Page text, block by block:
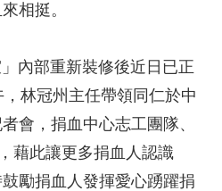
相挺。
部重新裝修後近日已正
林冠州主任帶領同仁於中
會，捐血中心志工團隊、
藉此讓更多捐血人認識
鼓勵捐血人發揮愛心踴躍捐